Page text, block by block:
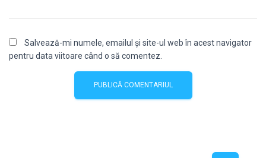
Salvează-mi numele, emailul și site-ul web în acest navigator
pentru data viitoare când o să comentez.